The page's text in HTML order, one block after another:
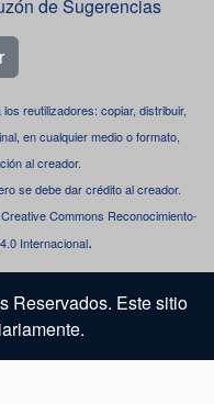
de Sugerencias
reutilizadores: copiar, distribuir,
en cualquier medio o formato,
al creador.
se debe dar crédito al creador.
Commons Reconocimiento-
Internacional.
Reservados. Este sitio